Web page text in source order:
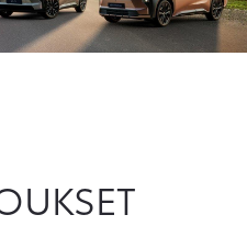
Sivuhaku
Ok Peruuta